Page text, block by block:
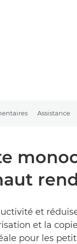
Assistance
et
et la
pour les